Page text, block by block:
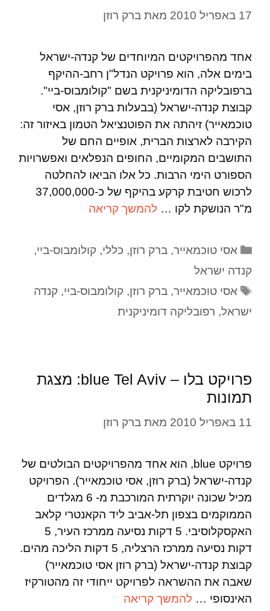
17 באפריל 2010 מאת ברק רוזן
אחד מהפרויקטים המיוחדים של קנדה-ישראל
בימים אלה, הוא פרויקט הנדל"ן רחב-ההיקף
ברפובליקה הדומיניקנית בשם "קולומבוס-ביי".
קבוצת קנדה-ישראל (בבעלות ברק רוזן, אסי
טוכמאייר) זיהתה את הפוטנציאל הטמון באיזור זה:
הקירבה לארצות הברית, אופיים החם של
התושבים המקומיים, החופים הנפלאים ואפשרויות
הספורט הימי הרבות. כל אלו הביאו להחלטה
לרכוש חטיבת קרקע בהיקף של כ-37,000,000
מ"ר הנושקת לקו … להמשך קריאה
אסי טוכמאייר,ברק רוזן, כללי,קולומבוס-ביי,
קנדה ישראל
אסי טוכמאייר,ברק רוזן,קולומבוס-ביי,קנדה
ישראל, רפובליקה דומיניקנית
פרויקט בלו – blue Tel Aviv: מצגת
תמונות
11 באפריל 2010 מאת ברק רוזן
פרויקט blue, הוא אחד מהפרויקטים הבולטים של
קנדה-ישראל (ברק רוזן, אסי טוכמאייר). הפרויקט
מכיל שכונה יוקרתית המורכבת מ- 6 מגלדים
הממוקמים בצפון תל-אביב ליד הקאנטרי קלאב
האקסקלוסיבי. 5 דקות נסיעה ממרכז העיר, 5
דקות נסיעה ממרכז הרצליה, 5 דקות הליכה מהים.
קבוצת קנדה-ישראל (ברק רוזן אסי טוכמאייר)
שאבה את ההשראה לפרויקט ייחודי זה מהטורקיז
האינסופי … להמשך קריאה